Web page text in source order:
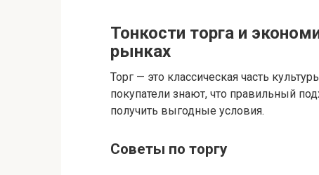
Тонкости торга и
рынках
Торг — это классическая часть
покупатели знают, что правильный
получить выгодные условия.
Советы по торгу